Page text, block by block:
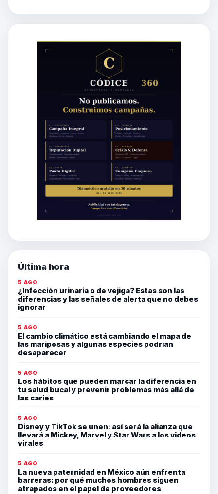
Última hora
5 AGO
¿Infección urinaria o de vejiga? Estas son las
diferencias y las señales de alerta que no debes
ignorar
5 AGO
El cambio climático está cambiando el mapa de
las mariposas y algunas especies podrían
desaparecer
5 AGO
Los hábitos que pueden marcar la diferencia en
tu salud bucal y prevenir problemas más allá de
las caries
5 AGO
Disney y TikTok se unen: así será la alianza que
llevará a Mickey, Marvel y Star Wars a los videos
virales
5 AGO
La nueva paternidad en México aún enfrenta
barreras: por qué muchos hombres siguen
atrapados en el papel de proveedores